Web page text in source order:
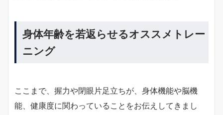
身体年齢を若返らせるオススメトレー
ニング
ここまで、握力や閉眼片足立ちが、身体機能や脳機
能、健康度に関わっていることをお伝えしてきまし